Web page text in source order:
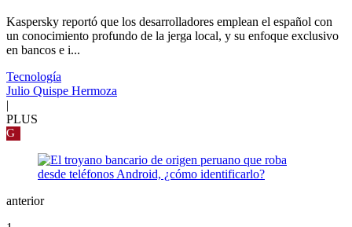
Kaspersky reportó que los desarrolladores emplean el español con
un conocimiento profundo de la jerga local, y su enfoque exclusivo
en bancos e i...
Tecnología
Julio Quispe Hermoza
|
PLUS
G
anterior